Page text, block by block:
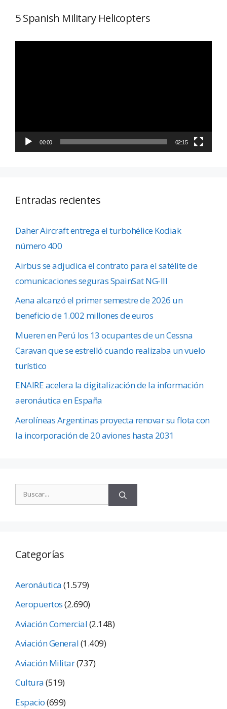
5 Spanish Military Helicopters
00:00 02:15
Entradas recientes
Daher Aircraft entrega el turbohélice Kodiak
número 400
Airbus se adjudica el contrato para el satélite de
comunicaciones seguras SpainSat NG-III
Aena alcanzó el primer semestre de 2026 un
beneficio de 1.002 millones de euros
Mueren en Perú los 13 ocupantes de un Cessna
Caravan que se estrelló cuando realizaba un vuelo
turístico
ENAIRE acelera la digitalización de la información
aeronáutica en España
Aerolíneas Argentinas proyecta renovar su flota con
la incorporación de 20 aviones hasta 2031
Categorías
Aeronáutica(1.579)
Aeropuertos(2.690)
Aviación Comercial(2.148)
Aviación General(1.409)
Aviación Militar(737)
Cultura(519)
Espacio(699)